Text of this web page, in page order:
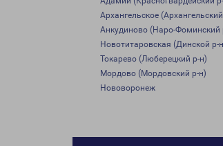
Архангельское
Анкудиново (Наро-Фоминский
Новотитаровская (Динской р-
Токарево (Люберецкий р-н)
Мордово (Мордовский р-н)
Нововоронеж